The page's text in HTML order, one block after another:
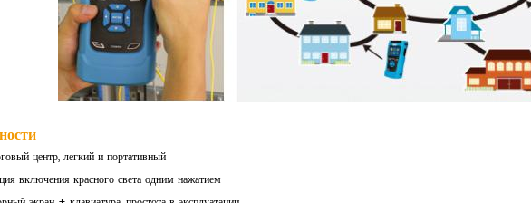
центр, легкий и портативный
включения красного света одним нажатием